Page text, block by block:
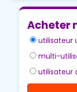
Acheter
utilisateur
multi-
utilisateur